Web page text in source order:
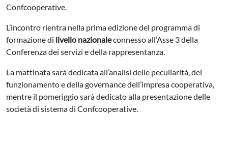
Confcooperative.
L’incontro rientra nella prima edizione del programma di
formazione di livello nazionaleconnesso all’Asse 3 della
Conferenza dei servizi e della rappresentanza.
La mattinata sarà dedicata all’analisi delle peculiarità, del
funzionamento e della governance dell’impresa cooperativa,
mentre il pomeriggio sarà dedicato alla presentazione delle
società di sistema di Confcooperative.